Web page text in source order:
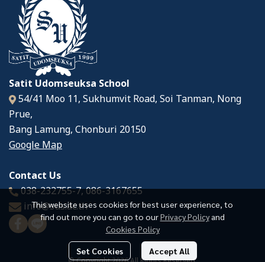
This website uses cookies for best user experience, to
find out more you can go to ourPrivacy Policy and
Cookies Policy
Set Cookies Accept All
Satit Udomseuksa School
54/41 Moo 11, Sukhumvit Road, Soi Tanman, Nong
Prue,
Bang Lamung, Chonburi 20150
Google Map
Contact Us
038-232755-7,086-3167655
info@sus.ac.th